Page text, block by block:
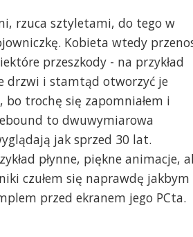
rzuca sztyletami, do tego w
Kobieta wtedy
przeszkody - na przykład
drzwi i stamtąd otworzyć je
bo trochę się zapomniałem i
to dwuwymiarowa
jak sprzed 30 lat.
płynne, piękne animacje,
czułem się naprawdę jakbym
przed ekranem jego PCta.